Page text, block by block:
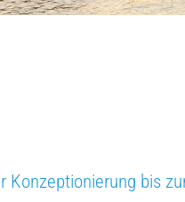
Konzeptionierung bis